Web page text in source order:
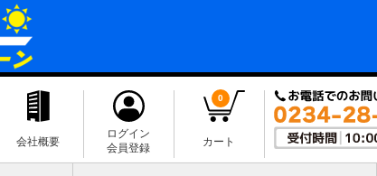
会社概要
ログイン
会員登録
0
カート